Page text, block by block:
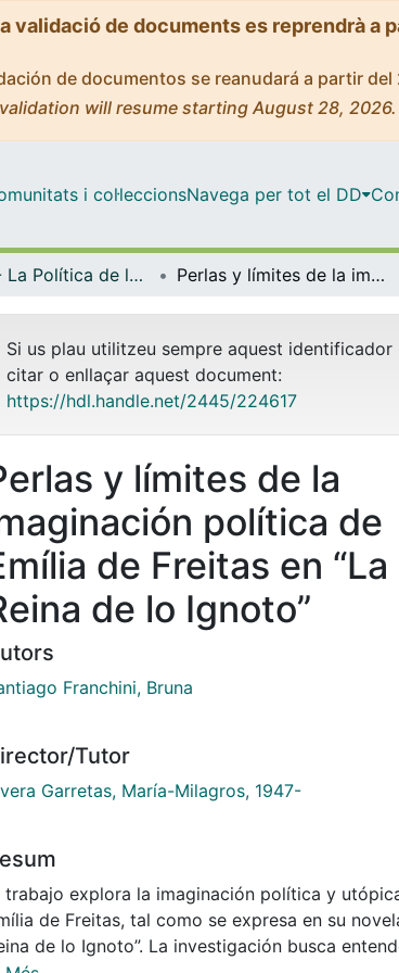
validació de documents es reprendrà a
de documentos se reanudará a partir
will resume starting August 28,
i col·leccionsNavega per tot el DD
Màster - La Política de les Dones (DUODA - UB) Perlas y límites de la imaginación política de Emília de Freitas en “La Reina de lo Ignoto”
Si us plau utilitzeu sempre aquest identificador
citar o enllaçar aquest document:
https://hdl.handle.net/2445/224617
y límites de la
política de
de Freitas en “La
de lo Ignoto”
Franchini, Bruna
Tutor
Garretas, María-Milagros, 1947-
trabajo explora la imaginación política y
de Freitas, tal como se expresa en su
de lo Ignoto”. La investigación busca